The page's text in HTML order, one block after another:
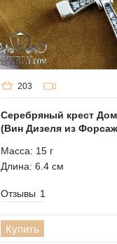
203
Серебряный крест
(Вин Дизеля из
Масса: 15 г
Длина: 6.4 см
Отзывы 1
Купить